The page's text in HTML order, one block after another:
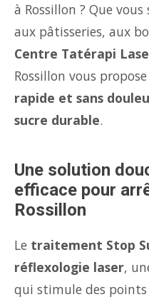
à Rossillon ? Que
aux pâtisseries, aux
Centre Tatérapi
Rossillon vous
rapide et sans
sucre durable.
Une solution
efficace pour
Rossillon
Le traitement Stop
réflexologie laser,
qui stimule des